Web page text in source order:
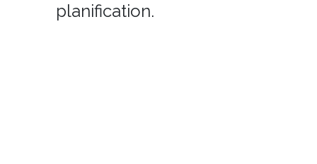
planification.